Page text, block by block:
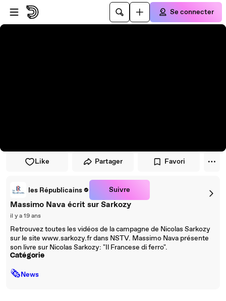
Passer au player
Passer au contenu principal
Se connecter
Like Partager Favori
les Républicains Suivre
Massimo Nava écrit sur Sarkozy
il y a 19 ans
Retrouvez toutes les vidéos de la campagne de Nicolas Sarkozy
sur le site www.sarkozy.fr dans NSTV. Massimo Nava présente
son livre sur Nicolas Sarkozy: "Il Francese di ferro".
Catégorie
🗞News